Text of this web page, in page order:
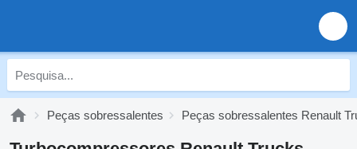
Peças sobressalentes Peças sobressalentes Renault